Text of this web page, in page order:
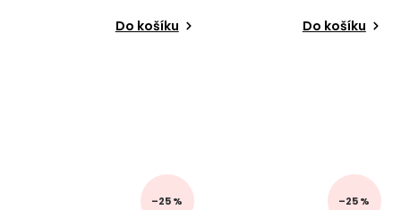
Do košíku Do košíku
–25 % –25 %